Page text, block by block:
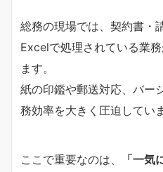
総務の現場では、契約書・
Excelで処理されている業
ます。
紙の印鑑や郵送対応、バー
務効率を大きく圧迫してい
ここで重要なのは、
「一気